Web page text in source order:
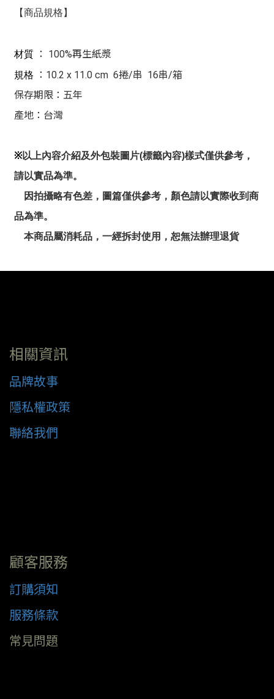
【商品規格】
材質 ： 100%再生紙漿
規格 ： 10.2 x 11.0 cm 6捲/串 16串/箱
保存期限：五年
產地：台灣
※以上內容介紹及外包裝圖片(標籤內容)樣式僅供參考，
請以實品為準。
因拍攝略有色差，圖篇僅供參考，顏色請以實際收到商
品為準。
本商品屬消耗品，一經拆封使用，恕無法辦理退貨
相關資訊
品牌故事
隱私權政策
聯絡我們
顧客服務
訂購須知
服務條款
常見問題